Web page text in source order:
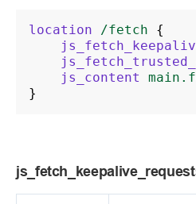
location /fetch
{
js_content
}